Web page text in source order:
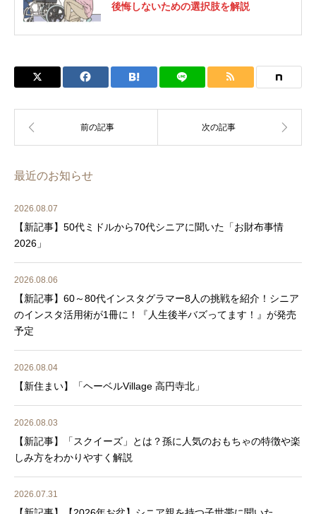
後悔しないための選択肢を解説
最近のお知らせ
2026.08.07
【新記事】50代ミドルから70代シニアに聞いた「お財布事情
2026」
2026.08.06
【新記事】60～80代インスタグラマー8人の挑戦を紹介！シニア
のインスタ活用術が1冊に！『人生後半バズってます！』が発売
予定
2026.08.04
【新住まい】「ヘーベルVillage 高円寺北」
2026.08.03
【新記事】「スクイーズ」とは？孫に人気のおもちゃの特徴や楽
しみ方をわかりやすく解説
2026.07.31